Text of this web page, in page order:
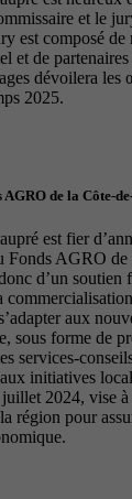
et le
est composé de
et de
dévoilera les
2025.
de la Côte-
est fier
Fonds AGRO de
d’un soutien
aux
sous forme de
services-
initiatives
2024, vise
région pour